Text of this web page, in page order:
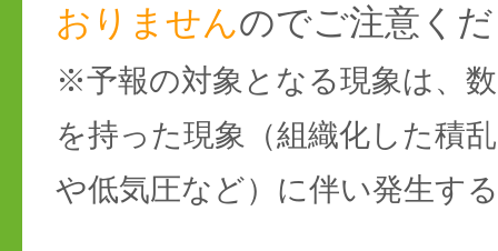
おりませんのでご注意く
※予報の対象となる現象は、
を持った現象（組織化した積
や低気圧など）に伴い発生す